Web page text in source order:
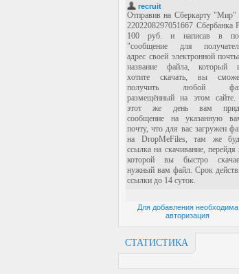
Для добавления необходима
авторизация
СТАТИСТИКА